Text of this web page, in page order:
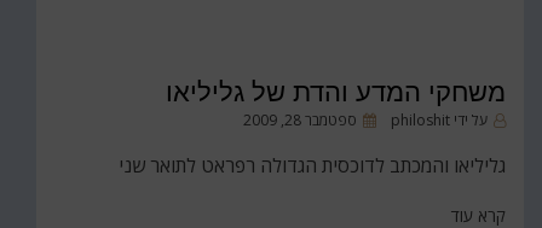
משחקי המדע והדת של גליליאו
על ידי philoshit
פורסםספטמבר 28, 2009
גליליאו והמכתב לדוכסית הגדולה רפראט לתואר שני
קרא עוד